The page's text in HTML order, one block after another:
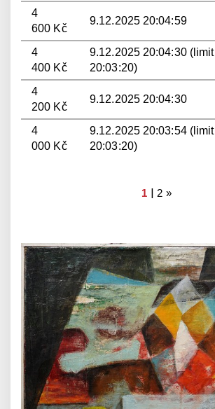
4
600 Kč
9.12.2025 20:04:59
4
400 Kč
9.12.2025 20:04:30
20:03:20)
4
200 Kč
9.12.2025 20:04:30
4
000 Kč
9.12.2025 20:03:54
20:03:20)
1 |2 »